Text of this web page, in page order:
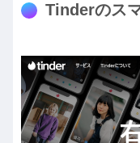
Tinderのス